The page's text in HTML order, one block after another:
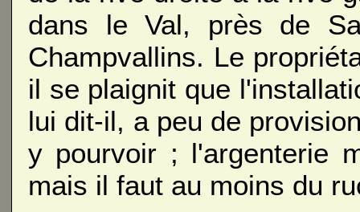
dans le Val, près de
Champvallins. Le
il se plaignit que
lui dit-il, a peu de
y pourvoir ; l'argenterie
mais il faut au moins du